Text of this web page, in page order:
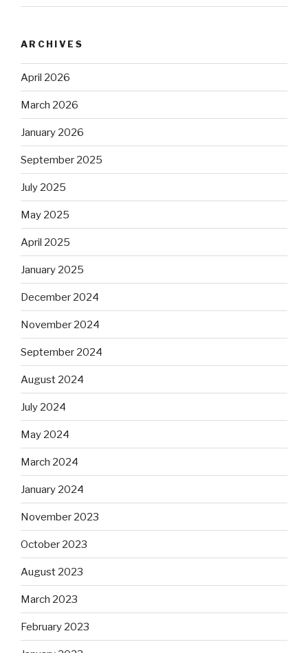
ARCHIVES
April 2026
March 2026
January 2026
September 2025
July 2025
May 2025
April 2025
January 2025
December 2024
November 2024
September 2024
August 2024
July 2024
May 2024
March 2024
January 2024
November 2023
October 2023
August 2023
March 2023
February 2023